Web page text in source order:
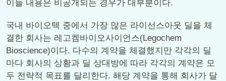
이들 내용은 비공개되는 경우가 대부분이다.
국내 바이오텍 중에서 가장 많은 라이선스아웃 딜을 체
결한 회사는 레고켐바이오사이언스(Legochem
Bioscience)이다. 다수의 계약을 체결했지만 각각의 딜
마다 회사의 상황과 딜 상대방에 따라 각각의 계약은 모
두 전략적 목표를 달리한다. 해당 계약을 통해 회사가 달